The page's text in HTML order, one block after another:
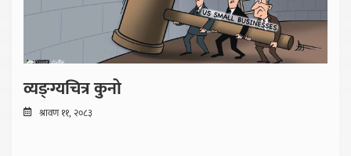
व्यङ्ग्यचित्र कुनो
श्रावण ११, २०८३